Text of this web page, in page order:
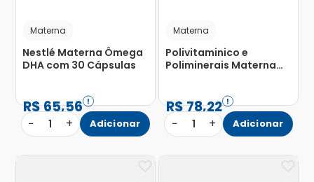
Materna
Nestlé Materna Ômega
DHA com 30 Cápsulas
R$65,56
− 1 + Adicionar
Materna
Polivitaminico e
Poliminerais Materna
R$78,22
− 1 + Adicionar